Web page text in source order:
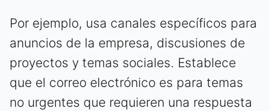
Por ejemplo, usa canales específicos para
anuncios de la empresa, discusiones de
proyectos y temas sociales. Establece
que el correo electrónico es para temas
no urgentes que requieren una respuesta